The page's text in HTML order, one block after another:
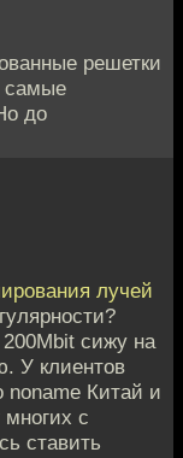
решетки
самые
до
лучей
сижу на
У клиентов
noname Китай и
с
ставить